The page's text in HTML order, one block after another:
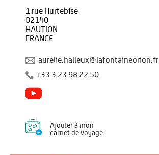
1 rue Hurtebise
02140
HAUTION
FRANCE
aurelie.halleux@lafontaineorion.fr
+33 3 23 98 22 50
Ajouter à mon
carnet de voyage